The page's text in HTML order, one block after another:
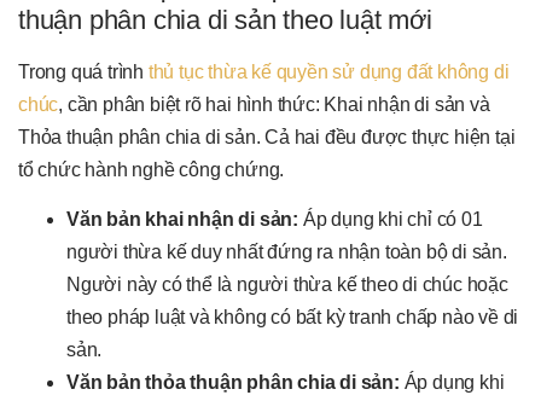
thuận phân chia di sản theo luật mới
Trong quá trình thủ tục thừa kế quyền sử dụng đất không di
chúc, cần phân biệt rõ hai hình thức: Khai nhận di sản và
Thỏa thuận phân chia di sản. Cả hai đều được thực hiện tại
tổ chức hành nghề công chứng.
Văn bản khai nhận di sản: Áp dụng khi chỉ có 01
người thừa kế duy nhất đứng ra nhận toàn bộ di sản.
Người này có thể là người thừa kế theo di chúc hoặc
theo pháp luật và không có bất kỳ tranh chấp nào về di
sản.
Văn bản thỏa thuận phân chia di sản: Áp dụng khi